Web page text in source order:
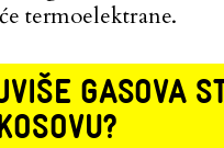
termoelektrane.
GASOVA